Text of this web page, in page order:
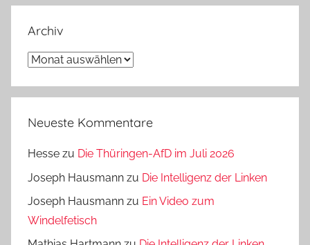
Archiv
Archiv
Neueste Kommentare
Hesse zu Die Thüringen-AfD im Juli 2026
Joseph Hausmann zu Die Intelligenz der Linken
Joseph Hausmann zu Ein Video zum
Windelfetisch